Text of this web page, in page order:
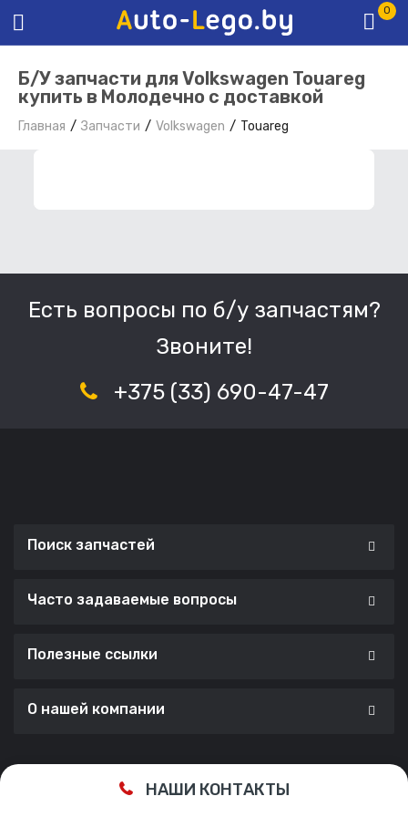
0
Б/У запчасти для Volkswagen Touareg
купить в Молодечно с доставкой
Главная Запчасти Volkswagen Touareg
Есть вопросы по б/у запчастям?
Звоните!
+375 (33) 690-47-47
Поиск запчастей
Часто задаваемые вопросы
Полезные ссылки
О нашей компании
Сделано с ❤️ вCherry Lab Agency
НАШИ КОНТАКТЫ